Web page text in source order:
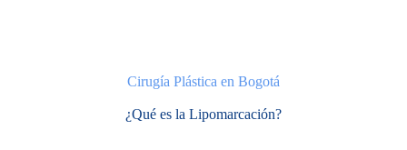
Cirugía Plástica en Bogotá
¿Qué es la Lipomarcación?